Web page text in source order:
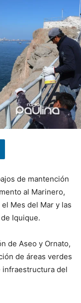
de mantención
al Marinero,
Mes del Mar y las
Iquique.
de Aseo y Ornato,
de áreas verdes
infraestructura del